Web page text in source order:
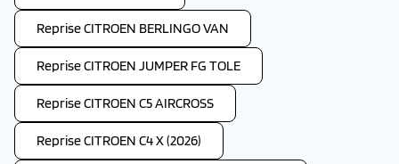
Reprise CITROEN BERLINGO VAN
Reprise CITROEN JUMPER FG TOLE
Reprise CITROEN C5 AIRCROSS
Reprise CITROEN C4 X (2026)